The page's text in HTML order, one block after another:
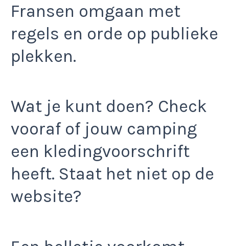
Fransen omgaan met
regels en orde op publieke
plekken.
Wat je kunt doen? Check
vooraf of jouw camping
een kledingvoorschrift
heeft. Staat het niet op de
website?